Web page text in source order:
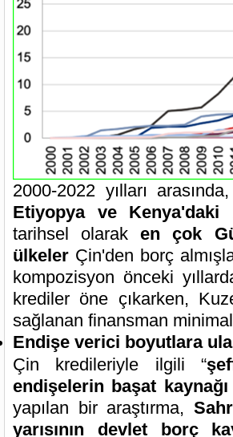
2000-2022 yılları arasında,
Etiyopya ve
tarihsel olaraken çok
ülkeler Çin'den borç
kompozisyon önceki
krediler öne çıkarken,
sağlanan finansman
Endişe verici boyutlara
Çin kredileriyle ilgili “
endişelerin başat kaynağı
yapılan bir araştırma,
yarısının devlet borç